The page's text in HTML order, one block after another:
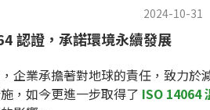
2024-10-31
認證，承諾環境永續發展
企業承擔著對地球的責任，致力
，如今更進一步取得了 ISO 14064